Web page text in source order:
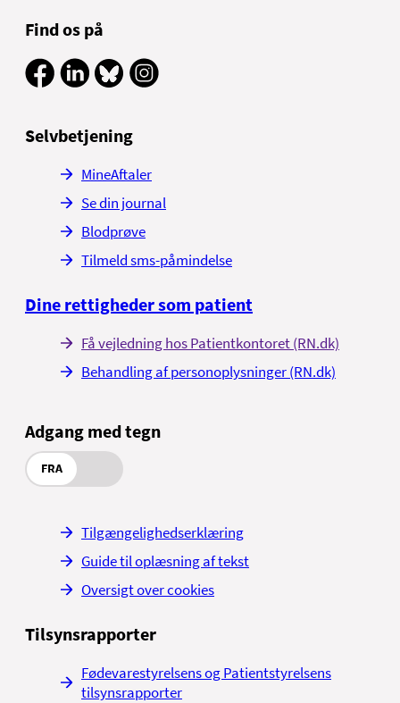
Find os på
Selvbetjening
MineAftaler
Se din journal
Blodprøve
Tilmeld sms-påmindelse
Dine rettigheder som patient
Få vejledning hos Patientkontoret (RN.dk)
Behandling af personoplysninger (RN.dk)
Adgang med tegn
FRA
Tilgængelighedserklæring
Guide til oplæsning af tekst
Oversigt over cookies
Tilsynsrapporter
Fødevarestyrelsens og Patientstyrelsens
tilsynsrapporter